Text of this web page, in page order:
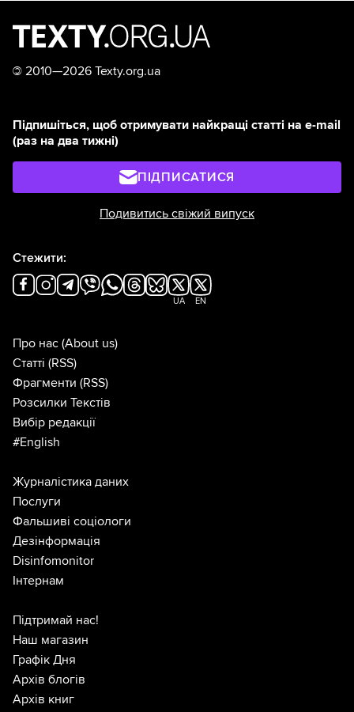
© 2010—2026 Texty.org.ua
Підпишіться, щоб отримувати найкращі статті на e-mail
(раз на два тижні)
ПІДПИСАТИСЯ
Подивитись свіжий випуск
Стежити:
UA EN
Про нас (About us)
Статті (RSS)
Фрагменти (RSS)
Розсилки Текстів
Вибір редакції
#English
Журналістика даних
Послуги
Фальшиві соціологи
Дезінформація
Disinfomonitor
Інтернам
Підтримай нас!
Наш магазин
Графік Дня
Архів блогів
Архів книг